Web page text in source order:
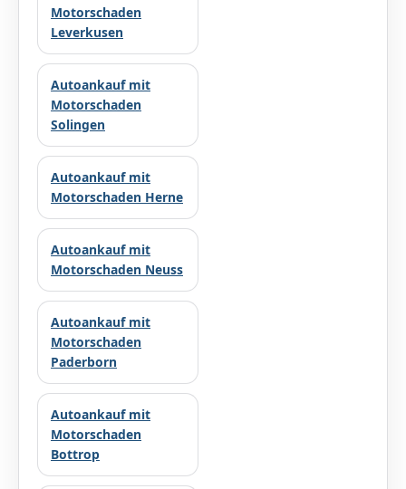
Motorschaden
Leverkusen
Autoankauf mit
Motorschaden
Solingen
Autoankauf mit
Motorschaden Herne
Autoankauf mit
Motorschaden Neuss
Autoankauf mit
Motorschaden
Paderborn
Autoankauf mit
Motorschaden
Bottrop